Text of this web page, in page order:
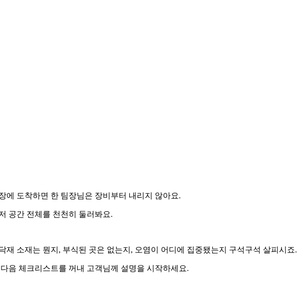
에 도착하면 한 팀장님은 장비부터 내리지 않아요.
공간 전체를 천천히 둘러봐요.
재 소재는 뭔지, 부식된 곳은 없는지, 오염이 어디에 집중됐는지 구석구석 살피시죠.
음 체크리스트를 꺼내 고객님께 설명을 시작하세요.